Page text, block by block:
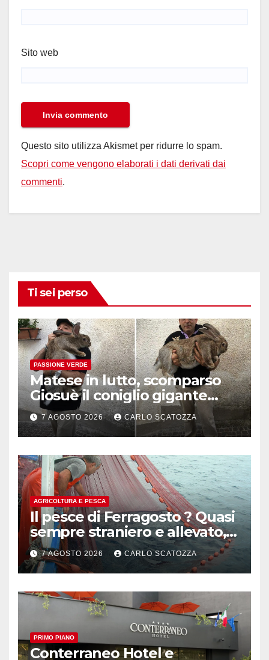
Sito web
Questo sito utilizza Akismet per ridurre lo spam.
Scopri come vengono elaborati i dati derivati dai
commenti.
Ti sei perso
PASSIONE VERDE
Matese in lutto, scomparso
Giosuè il coniglio gigante
pluripremiato
7 AGOSTO 2026 CARLO SCATOZZA
AGRICOLTURA E PESCA
Il pesce di Ferragosto ? Quasi
sempre straniero e allevato,
in sofferenza
7 AGOSTO 2026 CARLO SCATOZZA
PRIMO PIANO
Conterraneo Hotel e